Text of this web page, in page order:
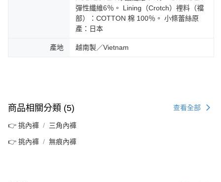
彈性纖維6％。 Lining（Crotch）裡料（襠
部）：COTTON 棉 100％。 小條蕾絲原
產：日本
產地 越南製／Vietnam
商品相關分類 (5) 查看全部
👉 挑內褲 三角內褲
👉 挑內褲 無痕內褲